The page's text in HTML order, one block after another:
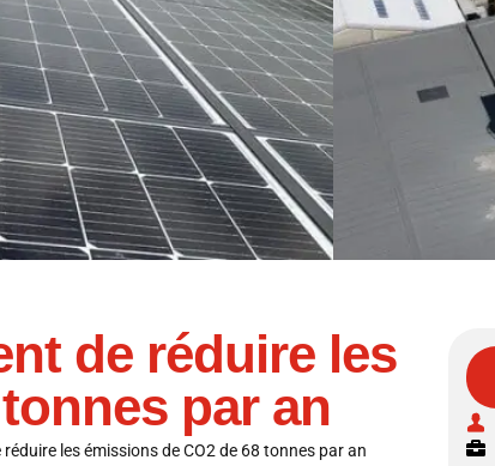
de réduire les
par an
les émissions de CO2 de 68 tonnes par an